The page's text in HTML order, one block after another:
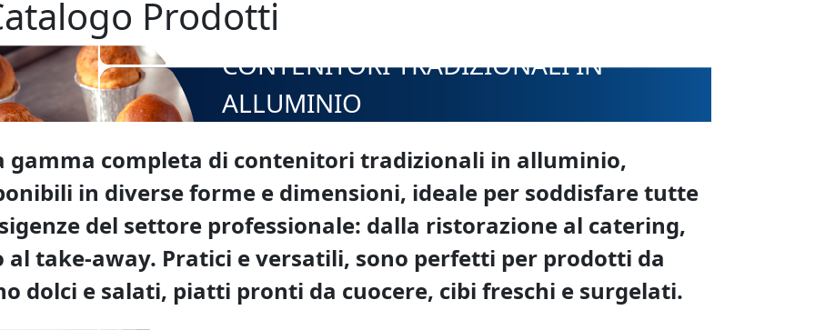
Prodotti
CONTENITORI TRADIZIONALI IN
ALLUMINIO
gamma completa di contenitori tradizionali in alluminio,
in diverse forme e dimensioni, ideale per soddisfare tutte
del settore professionale: dalla ristorazione al catering,
al take-away. Pratici e versatili, sono perfetti per prodotti da
dolci e salati, piatti pronti da cuocere, cibi freschi e surgelati.